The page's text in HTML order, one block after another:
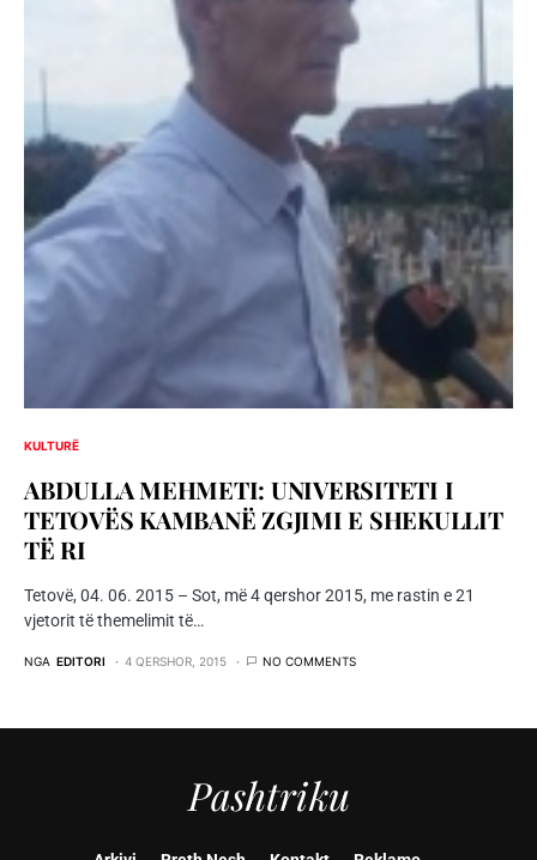
KULTURË
ABDULLA MEHMETI: UNIVERSITETI I
TETOVËS KAMBANË ZGJIMI E SHEKULLIT
TË RI
Tetovë, 04. 06. 2015 – Sot, më 4 qershor 2015, me rastin e 21
vjetorit të themelimit të…
NGA EDITORI 4 QERSHOR, 2015 NO COMMENTS
Pashtriku